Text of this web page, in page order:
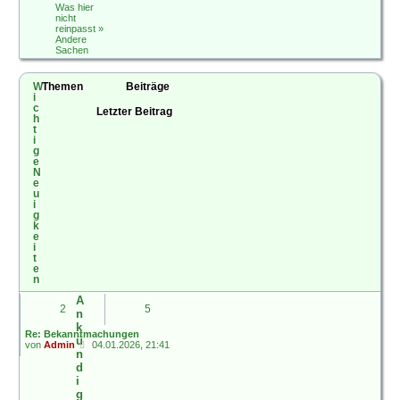
Was hier
nicht
reinpasst »
Andere
Sachen
W
i
c
h
t
i
g
e
N
e
u
i
g
k
e
i
t
e
n
Themen
Beiträge
Letzter Beitrag
A
n
k
ü
n
d
i
g
2 5
Re: Bekanntmachungen
von Admin
N04.01.2026, 21:41